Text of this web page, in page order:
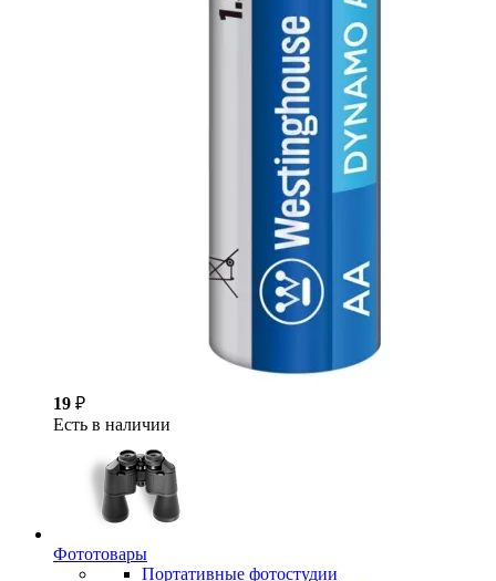
19 ₽
Есть в наличии
Фототовары
Портативные фотостудии